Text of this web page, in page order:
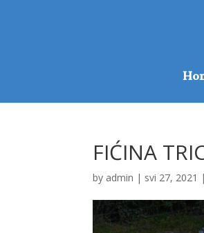
FIĆINA
by admin | svi 27, 2021 |